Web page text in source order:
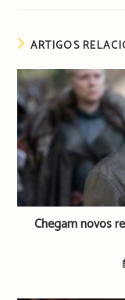
ARTIGOS
Chegam novos